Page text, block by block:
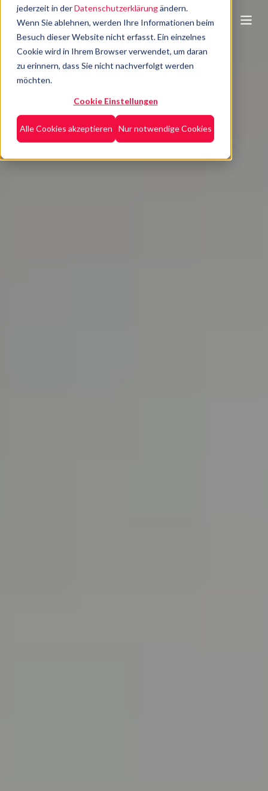
jederzeit in derDatenschutzerklärungändern.
Wenn Sie ablehnen, werden Ihre Informationen beim
Besuch dieser Website nicht erfasst. Ein einzelnes
Cookie wird in Ihrem Browser verwendet, um daran
zu erinnern, dass Sie nicht nachverfolgt werden
möchten.
Cookie Einstellungen
Alle Cookies akzeptieren Nur notwendige Cookies